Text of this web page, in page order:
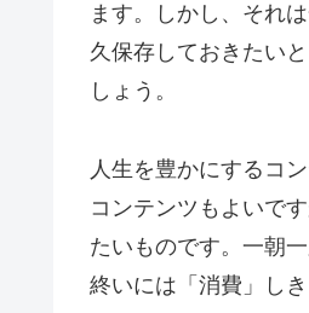
ます。しかし、それ
久保存しておきたい
しょう。
人生を豊かにするコ
コンテンツもよいで
たいものです。一朝
終いには「消費」し